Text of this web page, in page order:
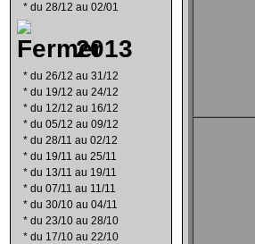
* du 28/12 au 02/01
2013
* du 26/12 au 31/12
* du 19/12 au 24/12
* du 12/12 au 16/12
* du 05/12 au 09/12
* du 28/11 au 02/12
* du 19/11 au 25/11
* du 13/11 au 19/11
* du 07/11 au 11/11
* du 30/10 au 04/11
* du 23/10 au 28/10
* du 17/10 au 22/10